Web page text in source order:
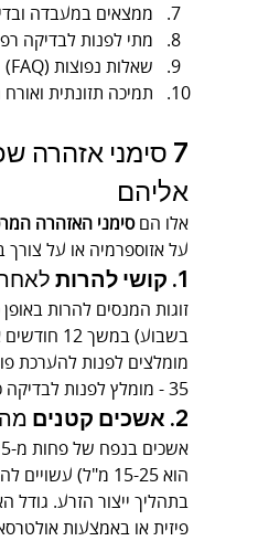
ממצאים במעבדה
מתי לפנות לבדיקה
שאלות נפוצות (FAQ)
תמיכה תזונתית ואורח
7 סימני אזהרה
אליהם
אלו הם סימני האזהרה
על אזוספרמיה או על צורך
1. קושי להרות לאחר 12+
בשבוע)
מומלצים לפנות להערכת
35 - מומלץ לפנות לבדיקה כבר לאחר 6 חודשים.
2. אשכים קטנים
הוא 15-25 מ"ל)
בתהליך ייצור הזרע. גודל
פיזית או באמצעות